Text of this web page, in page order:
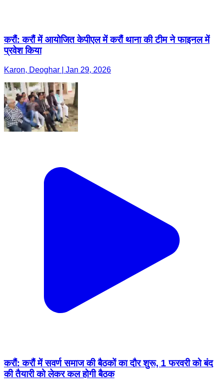
करौं: करौं में आयोजित केपीएल में करौं थाना की टीम ने फाइनल में
प्रवेश किया
Karon, Deoghar | Jan 29, 2026
करौं: करौं में सवर्ण समाज की बैठकों का दौर शुरू, 1 फरवरी को बंद
की तैयारी को लेकर कल होगी बैठक